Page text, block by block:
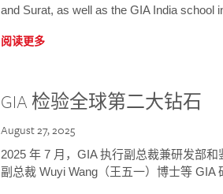
and Surat, as well as the GIA India school
阅读更多
GIA 检验全球第二大钻石
August 27, 2025
2025 年 7 月，GIA 执行副总裁兼研发部
副总裁 Wuyi Wang（王五一）博士等